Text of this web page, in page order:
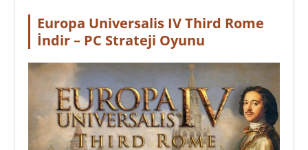
Europa Universalis IV Third Rome
İndir – PC Strateji Oyunu